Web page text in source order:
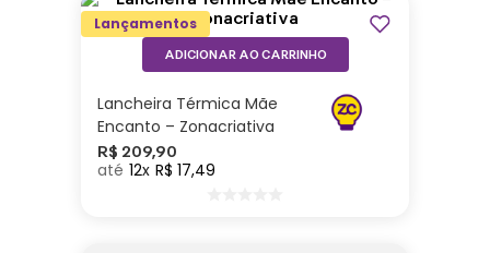
Lançamentos
Lancheira Térmica Mãe
Encanto – Zonacriativa
R$ 209,90
12 R$ 17,49
ADICIONAR AO CARRINHO